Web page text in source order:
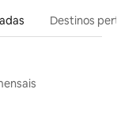
Destinos